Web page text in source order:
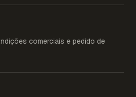
comerciais e pedido de